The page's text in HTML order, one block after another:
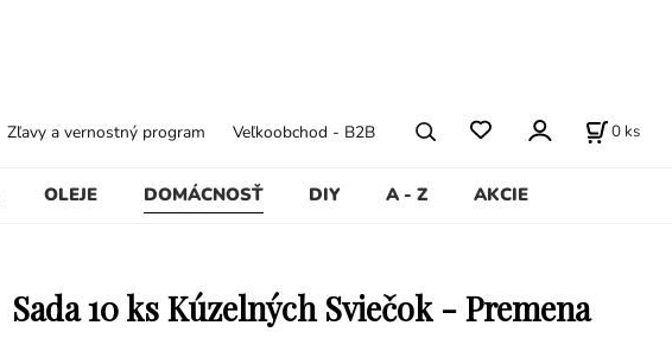
OLEJE DOMÁCNOSŤ DIY A - Z AKCIE
Zľavy a vernostný program Veľkoobchod - B2B 0 ks
Sada 10 ks Kúzelných Sviečok - Premena